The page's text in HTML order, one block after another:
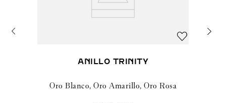
ANILLO TRINITY
Oro Blanco, Oro Amarillo, Oro Rosa